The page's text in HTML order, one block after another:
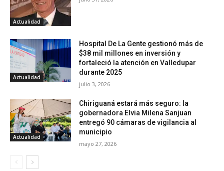
Actualidad
Actualidad
Hospital De La Gente gestionó más de
$38 mil millones en inversión y
fortaleció la atención en Valledupar
durante 2025
julio 3, 2026
Actualidad
Chiriguaná estará más seguro: la
gobernadora Elvia Milena Sanjuan
entregó 90 cámaras de vigilancia al
municipio
mayo 27, 2026